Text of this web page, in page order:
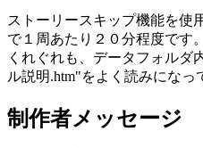
ストーリースキップ機能を使
で１周あたり２０分程度です。
くれぐれも、データフォルダ
ル説明.htm"をよく読みになっ
制作者メッセージ